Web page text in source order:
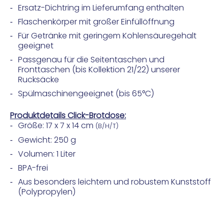
Ersatz-Dichtring im Lieferumfang enthalten
Flaschenkörper mit großer Einfüllöffnung
Für Getränke mit geringem Kohlensäuregehalt
geeignet
Passgenau für die Seitentaschen und
Fronttaschen (bis Kollektion 21/22) unserer
Rucksäcke
Spülmaschinengeeignet (bis 65°C)
Produktdetails Click-Brotdose:
Größe: 17 x 7 x 14 cm (B/H/T)
Gewicht: 250 g
Volumen: 1 Liter
BPA-frei
Aus besonders leichtem und robustem Kunststoff
(Polypropylen)